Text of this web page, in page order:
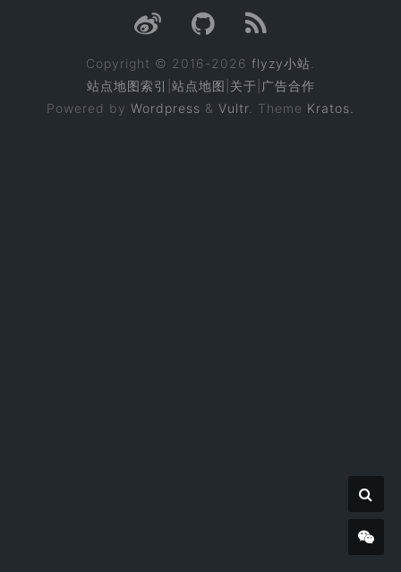
Copyright © 2016-2026 flyzy小站
站点地图索引 站点地图 关于 广告合作
Powered by Wordpress & Vultr . Theme Kratos.